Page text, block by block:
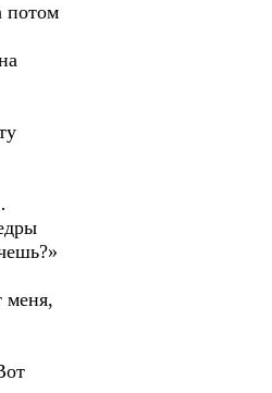
потом
меня,